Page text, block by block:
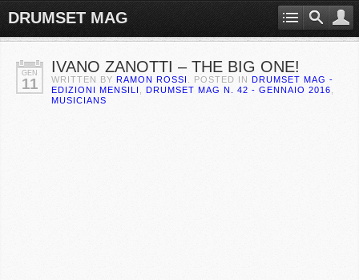
DRUMSET MAG
GEN
11
IVANO ZANOTTI – THE BIG ONE!
WRITTEN BY RAMON ROSSI . POSTED IN DRUMSET MAG -
EDIZIONI MENSILI
DRUMSET MAG N. 42 - GENNAIO 2016
MUSICIANS